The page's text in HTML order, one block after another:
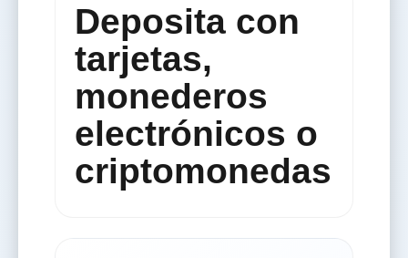
Deposita con
tarjetas,
monederos
electrónicos o
criptomonedas